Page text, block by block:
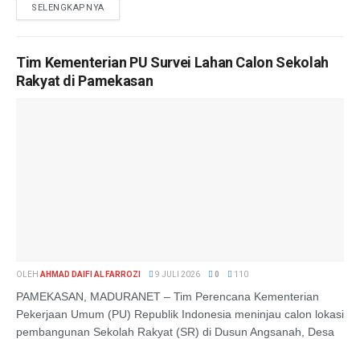
SELENGKAPNYA
Tim Kementerian PU Survei Lahan Calon Sekolah
Rakyat di Pamekasan
OLEH AHMAD DAIFI AL FARROZI 9 JULI 2026 0 110
PAMEKASAN, MADURANET – Tim Perencana Kementerian
Pekerjaan Umum (PU) Republik Indonesia meninjau calon lokasi
pembangunan Sekolah Rakyat (SR) di Dusun Angsanah, Desa